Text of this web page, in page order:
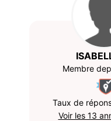
Membre
Taux de
Voir les 13